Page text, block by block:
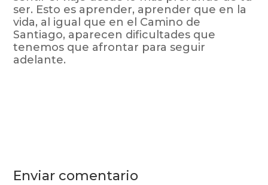
ser. Esto es aprender, aprender que en la
vida, al igual que en el Camino de
Santiago, aparecen dificultades que
tenemos que afrontar para seguir
adelante.
Enviar comentario